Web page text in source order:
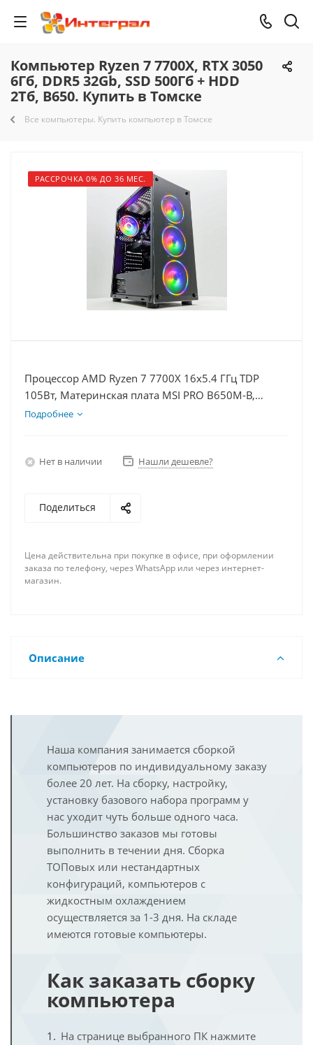
Компьютер Ryzen 7 7700X, RTX 3050
6Гб, DDR5 32Gb, SSD 500Гб + HDD
2Тб, B650. Купить в Томске
Все компьютеры. Купить компьютер в Томске
РАССРОЧКА 0% ДО 36 МЕС.
Процессор AMD Ryzen 7 7700X 16x5.4 ГГц TDP
105Вт, Материнская плата MSI PRO B650M-B,
Видеокарта RTX 3050 6Гб, Память DDR5 32Gb,
Подробнее
Нет в наличии Нашли дешевле?
Поделиться
Цена действительна при покупке в офисе, при оформлении
заказа по телефону, через WhatsApp или через интернет-
магазин.
Описание
Наша компания занимается сборкой
компьютеров по индивидуальному заказу
более 20 лет. На сборку, настройку,
установку базового набора программ у
нас уходит чуть больше одного часа.
Большинство заказов мы готовы
выполнить в течении дня. Сборка
ТОПовых или нестандартных
конфигураций, компьютеров с
жидкостным охлаждением
осуществляется за 1-3 дня. На складе
имеются готовые компьютеры.
Как заказать сборку
компьютера
На странице выбранного ПК нажмите